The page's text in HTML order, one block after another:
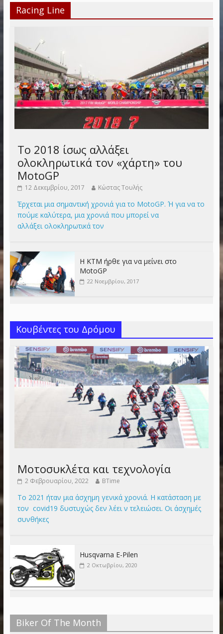
Racing Line
Το 2018 ίσως αλλάξει
ολοκληρωτικά τον «χάρτη» του
MotoGP
12 Δεκεμβρίου, 2017 Κώστας Τουλής
Έρχεται μια σημαντική χρονιά για το MotoGP. Ή για να το
πούμε καλύτερα, μια χρονιά που μπορεί να
αλλάξει ολοκληρωτικά τον
Η KTM ήρθε για να μείνει στο
MotoGP
22 Νοεμβρίου, 2017
Κουβέντες του Δρόμου
Μοτοσυκλέτα και τεχνολογία
2 Φεβρουαρίου, 2022 BTime
Το 2021 ήταν μια άσχημη γενικά χρονιά. Η κατάσταση με
τον covid19 δυστυχώς δεν λέει ν τελειώσει. Οι άσχημές
συνθήκες
Husqvarna E-Pilen
2 Οκτωβρίου, 2020
Biker Of The Month